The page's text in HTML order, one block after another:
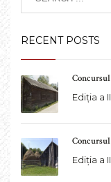
RECENT POSTS
Ediția a
Ediția a